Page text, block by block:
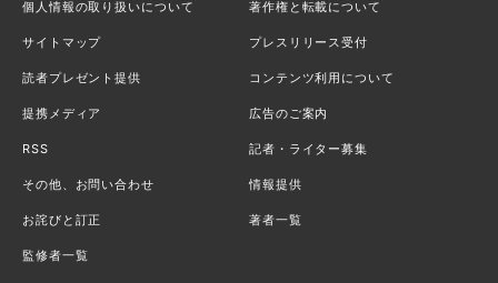
個人情報の取り扱いについて 著作権と転載について
サイトマップ プレスリリース受付
読者プレゼント提供 コンテンツ利用について
提携メディア 広告のご案内
RSS 記者・ライター募集
その他、お問い合わせ 情報提供
お詫びと訂正 著者一覧
監修者一覧